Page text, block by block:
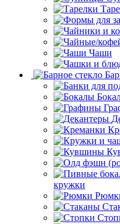
Чаши
кружки